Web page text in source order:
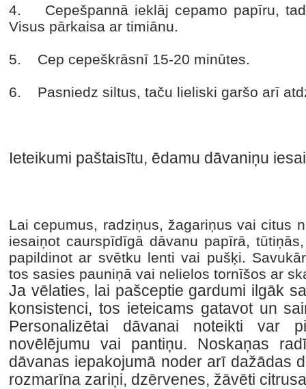
4. Cepešpannā ieklāj cepamo papīru,
Visus pārkaisa ar timiānu.
5. Cep cepeškrāsnī 15-20 minūtes.
6. Pasniedz siltus, taču lieliski garšo arī
Ieteikumi paštaisītu, ēdamu dāvaniņu
Lai cepumus, radziņus, žagariņus vai citus
iesaiņot caurspīdīgā dāvanu papīrā,
papildinot ar svētku lenti vai pušķi.
tos sasies pauniņā vai nelielos tornīšos ar
Ja vēlaties, lai pašceptie gardumi ilgāk
konsistenci, tos ieteicams gatavot un
Personalizētai dāvanai noteikti var
novēlējumu vai pantiņu. Noskaņas
dāvanas iepakojumā noder arī dažādas
rozmarīna zariņi, dzērvenes, žāvēti